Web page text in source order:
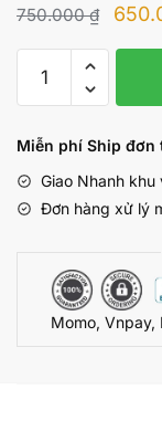
750.000₫
Giá
gốc
Có
Size
Khủng
lượng
Miễn phí Ship đơn
Giao Nhanh
Đơn hàng xử lý
Momo, Vnpay,